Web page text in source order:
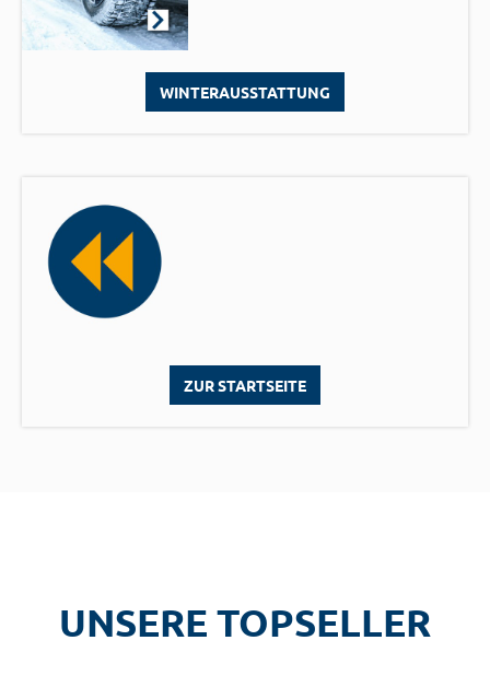
WINTERAUSSTATTUNG
ZUR STARTSEITE
UNSERE TOPSELLER